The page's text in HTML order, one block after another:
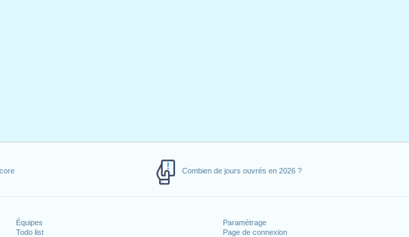
Combien de jours ouvrés en 2026 ?
Équipes
Todo list
Paramétrage
Page de connexion